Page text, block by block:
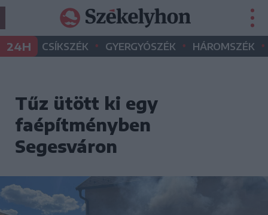
24H CSÍKSZÉK • GYERGYÓSZÉK • HÁROMSZÉK •
Tűz ütött ki egy
faépítményben
Segesváron